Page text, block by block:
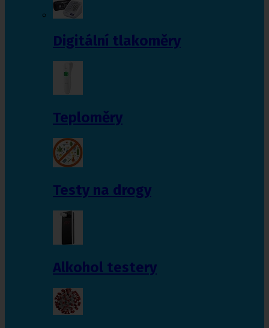
Digitální tlakoměry
Teploměry
Testy na drogy
Alkohol testery